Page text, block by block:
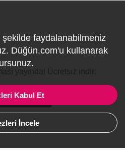
faydalanabilmeniz
Düğün.com'u kullanarak
Kabul Et
İncele